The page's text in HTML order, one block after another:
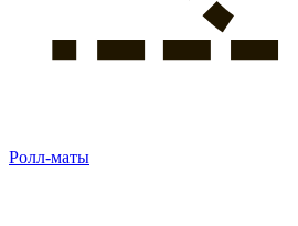
Ролл-маты